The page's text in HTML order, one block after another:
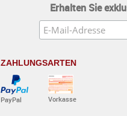
Erhalten Sie
ZAHLUNGSARTEN
PayPal Vorkasse